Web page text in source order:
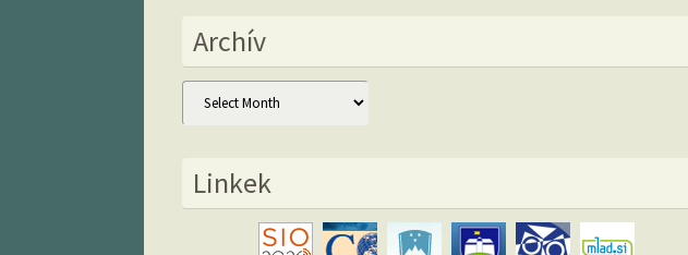
Archív
Archív
Linkek